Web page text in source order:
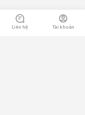
Liên hệ Tài khoản